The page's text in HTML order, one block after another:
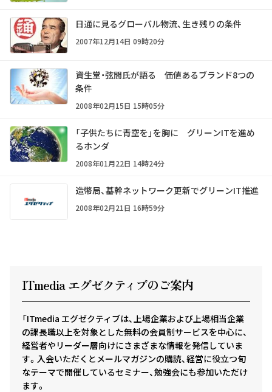
日通に見るグローバル物流、生き残りの条件
2007年12月14日 09時20分
資生堂・弦間氏が語る 価値あるブランド8つの
条件
2008年02月15日 15時05分
「子供たちに青空を」を胸に グリーンITを進め
るホンダ
2008年01月22日 14時24分
造幣局、基幹ネットワーク更新でグリーンIT推進
2008年02月21日 16時59分
ITmedia エグゼクティ ブのご案内
「ITmedia エグゼクティブは、上場企業および上場相当企業
の課長職以上を対象とした無料の会員制サービスを中心に、
経営者やリーダー層向けにさまざまな情報を発信していま
す。入会いただくとメールマガジンの購読、経営に役立つ旬
なテーマで開催しているセミナー、勉強会にも参加いただけ
ます。